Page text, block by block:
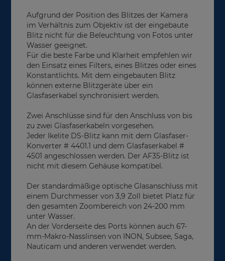
Aufgrund der Position des Blitzes der Kamera
im Verhältnis zum Objektiv ist der eingebaute
Blitz nicht für die Beleuchtung von Fotos unter
Wasser geeignet.
Für die beste Farbe und Klarheit empfehlen wir
den Einsatz eines Filters, eines Blitzes oder eines
Konstantlichts. Mit dem eingebauten Blitz
können externe Blitzgeräte über ein
Glasfaserkabel synchronisiert werden.
Zwei Anschlüsse sind für den Anschluss von bis
zu zwei Glasfaserkabeln vorgesehen.
Jeder Ikelite DS-Blitz kann mit dem Glasfaser-
Konverter # 4401.1 und dem Glasfaserkabel #
4501 angeschlossen werden. Der AF35-Blitz ist
nicht mit diesem Gehäuse kompatibel.
Der standardmäßige optische Glasanschluss mit
einem Durchmesser von 3,9 Zoll bietet Platz für
den gesamten Zoombereich von 24-200 mm
unter Wasser.
An der Vorderseite des Ports können auch 67-
mm-Makro-Nasslinsen von INON, Subsee, Saga,
Nauticam und anderen verwendet werden.